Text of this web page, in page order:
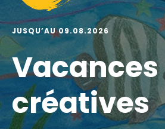
JUSQU’AU 09.08.2026
Vacances
créatives